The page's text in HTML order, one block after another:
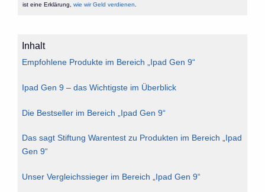
ist eine Erklärung, wie wir Geld verdienen
Inhalt
Empfohlene Produkte im Bereich „Ipad Gen 9“
Ipad Gen 9 – das Wichtigste im Überblick
Die Bestseller im Bereich „Ipad Gen 9“
Das sagt Stiftung Warentest zu Produkten im Bereich „Ipad
Gen 9“
Unser Vergleichssieger im Bereich „Ipad Gen 9“